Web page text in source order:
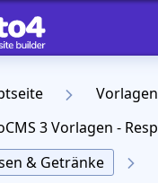
Vorlagen
& Getränke